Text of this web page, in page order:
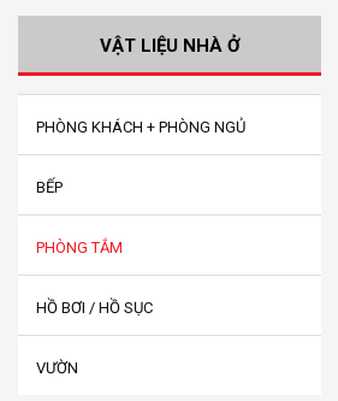
VẬT LIỆU NHÀ Ở
PHÒNG KHÁCH + PHÒNG NGỦ
BẾP
PHÒNG TẮM
HỒ BƠI / HỒ SỤC
VƯỜN